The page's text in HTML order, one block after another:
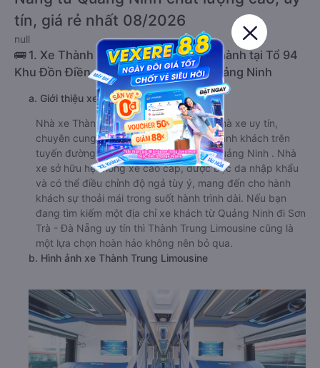
tín, giá rẻ nhất 08/2026
null
🚌 1. Xe Thành Trung Limousine khởi hành tại Tổ 94
Khu Đồn Điền, Hồng Hải, Hạ Long, Quảng Ninh
a. Giới thiệu xe Thành Trung Limousine
Nhà xe Thành Trung Limousine là một nhà xe uy tín,
chuyên cung cấp dịch vụ vận chuyển hành khách trên
tuyến đường đi Sơn Trà - Đà Nẵng từ Quảng Ninh . Nhà
xe sở hữu hệ thống xe cao cấp, được bọc da nhập khẩu
và có thể điều chỉnh độ ngả tùy ý, mang đến cho hành
khách sự thoải mái trong suốt hành trình dài. Nếu bạn
đang tìm kiếm một địa chỉ xe khách từ Quảng Ninh đi Sơn
Trà - Đà Nẵng uy tín thì Thành Trung Limousine cũng là
một lựa chọn hoàn hảo không nên bỏ qua.
b. Hình ảnh xe Thành Trung Limousine